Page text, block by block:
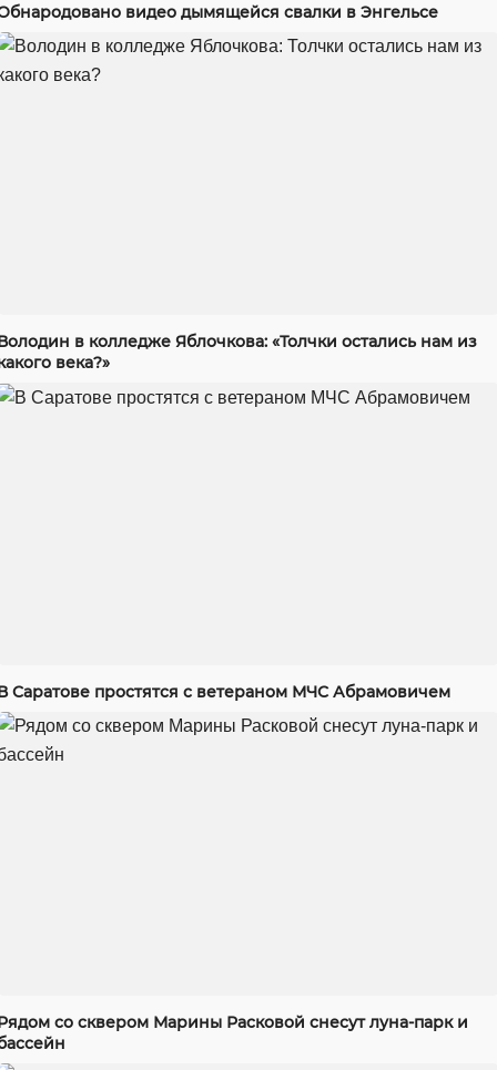
видео дымящейся свалки в Энгельсе
в колледже Яблочкова: «Толчки остались нам из
века?»
Саратове простятся с ветераном МЧС Абрамовичем
со сквером Марины Расковой снесут луна-парк и